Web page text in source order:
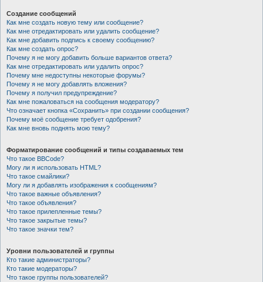
Создание сообщений
Как мне создать новую тему или сообщение?
Как мне отредактировать или удалить сообщение?
Как мне добавить подпись к своему сообщению?
Как мне создать опрос?
Почему я не могу добавить больше вариантов ответа?
Как мне отредактировать или удалить опрос?
Почему мне недоступны некоторые форумы?
Почему я не могу добавлять вложения?
Почему я получил предупреждение?
Как мне пожаловаться на сообщения модератору?
Что означает кнопка «Сохранить» при создании сообщения?
Почему моё сообщение требует одобрения?
Как мне вновь поднять мою тему?
Форматирование сообщений и типы создаваемых тем
Что такое BBCode?
Могу ли я использовать HTML?
Что такое смайлики?
Могу ли я добавлять изображения к сообщениям?
Что такое важные объявления?
Что такое объявления?
Что такое прилепленные темы?
Что такое закрытые темы?
Что такое значки тем?
Уровни пользователей и группы
Кто такие администраторы?
Кто такие модераторы?
Что такое группы пользователей?